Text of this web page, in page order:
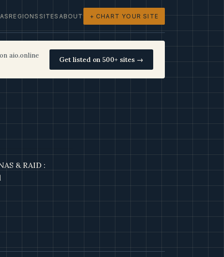
REGIONSSITESABOUT + CHART YOUR SITE
aio.online
Get listed on 500+ sites →
& RAID :